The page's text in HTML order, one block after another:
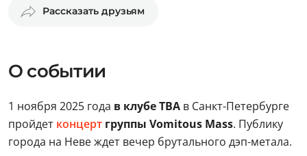
Рассказать друзьям
О событии
1 ноября 2025 года в клубе ТВА в Санкт-Петербурге
пройдет концерт группы Vomitous Mass. Публику
города на Неве ждет вечер брутального дэп-метала.